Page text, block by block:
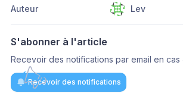
Auteur Lev
S'abonner à l'article
Recevoir des notifications par email en cas
Recevoir des notifications